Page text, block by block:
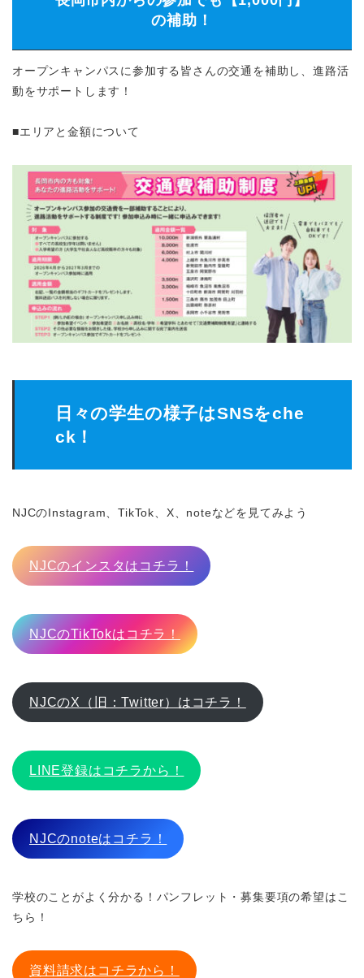
の補助！
オープンキャンパスに参加する皆さんの交通を補助し、進路活
動をサポートします！
■エリアと金額について
日々の学生の様子はSNSをche
ck！
NJCのInstagram、TikTok、X、noteなどを見てみよう
NJCのインスタはコチラ！
NJCのTikTokはコチラ！
NJCのX（旧：Twitter）はコチラ！
LINE登録はコチラから！
NJCのnoteはコチラ！
学校のことがよく分かる！パンフレット・募集要項の希望はこ
ちら！
資料請求はコチラから！